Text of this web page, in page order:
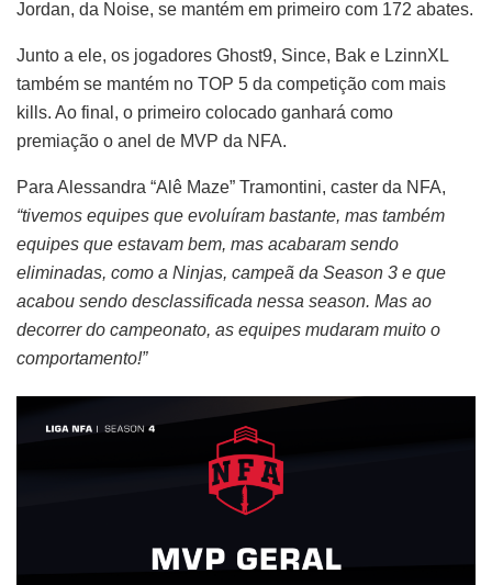
Jordan, da Noise, se mantém em primeiro com 172 abates.
Junto a ele, os jogadores Ghost9, Since, Bak e LzinnXL
também se mantém no TOP 5 da competição com mais
kills. Ao final, o primeiro colocado ganhará como
premiação o anel de MVP da NFA.
Para Alessandra “Alê Maze” Tramontini, caster da NFA,
“tivemos equipes que evoluíram bastante, mas também
equipes que estavam bem, mas acabaram sendo
eliminadas, como a Ninjas, campeã da Season 3 e que
acabou sendo desclassificada nessa season. Mas ao
decorrer do campeonato, as equipes mudaram muito o
comportamento!”